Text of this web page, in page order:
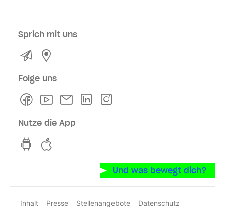
Sprich mit uns
Kontakt
Folge uns
FacebookYoutubeNewsletterLinkedln
Nutze die App
hvv switch App auf GooglePlay
Und was bewegt dich?
Inhalt Presse Stellenangebote
Datenschutz